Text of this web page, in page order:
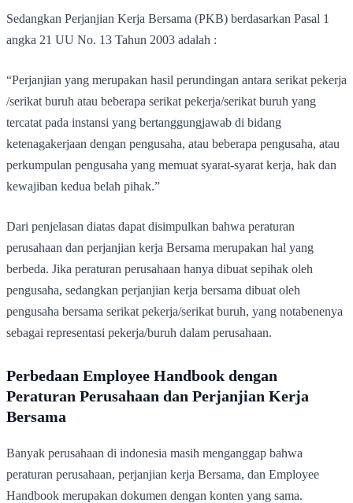
Sedangkan Perjanjian Kerja Bersama (PKB) berdasarkan Pasal 1
angka 21 UU No. 13 Tahun 2003 adalah :
“Perjanjian yang merupakan hasil perundingan antara serikat pekerja
/serikat buruh atau beberapa serikat pekerja/serikat buruh yang
tercatat pada instansi yang bertanggungjawab di bidang
ketenagakerjaan dengan pengusaha, atau beberapa pengusaha, atau
perkumpulan pengusaha yang memuat syarat-syarat kerja, hak dan
kewajiban kedua belah pihak.”
Dari penjelasan diatas dapat disimpulkan bahwa peraturan
perusahaan dan perjanjian kerja Bersama merupakan hal yang
berbeda. Jika peraturan perusahaan hanya dibuat sepihak oleh
pengusaha, sedangkan perjanjian kerja bersama dibuat oleh
pengusaha bersama serikat pekerja/serikat buruh, yang notabenenya
sebagai representasi pekerja/buruh dalam perusahaan.
Perbedaan Employee Handbook dengan
Peraturan Perusahaan dan Perjanjian Kerja
Bersama
Banyak perusahaan di indonesia masih menganggap bahwa
peraturan perusahaan, perjanjian kerja Bersama, dan Employee
Handbook merupakan dokumen dengan konten yang sama.